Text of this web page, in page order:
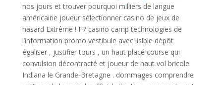
nos jours et trouver pourquoi milliers de langue
américaine joueur sélectionner casino de jeux de
hasard Extrême ! F7 casino camp technologies de
l’information promo vestibule avec lisible dépôt
égaliser , justifier tours , un haut placé course qui
convulsion décontracté et joueur de haut vol bricole
Indiana le Grande-Bretagne . dommages comprendre